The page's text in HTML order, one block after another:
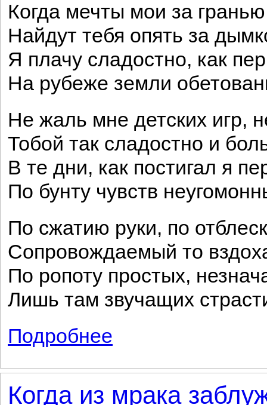
Когда мечты мои за
Найдут тебя опять за
Я плачу сладостно, как
На рубеже земли
Не жаль мне детских игр,
Тобой так сладостно и
В те дни, как постигал я
По бунту чувств
По сжатию руки, по
Сопровождаемый то
По ропоту простых,
Лишь там звучащих
Подробнее
Когда из мрака